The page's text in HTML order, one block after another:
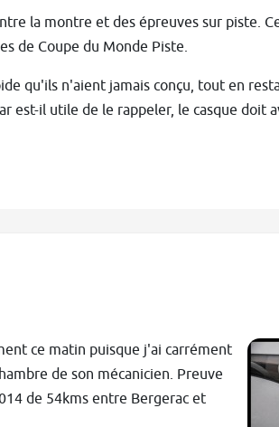
la montre et des épreuves sur piste.
de Coupe du Monde Piste.
qu'ils n'aient jamais conçu, tout en
est-il utile de le rappeler, le casque doit
ce matin puisque j'ai carrément
de son mécanicien. Preuve
de 54kms entre Bergerac et